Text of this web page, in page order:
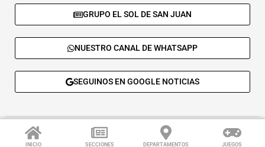
INICIO SECCIONES DEPARTAMENTOS JUEGOS
GRUPO EL SOL DE SAN JUAN
NUESTRO CANAL DE WHATSAPP
SEGUINOS EN GOOGLE NOTICIAS
© 2026 - El Sol de San Juan. Todos los derechos reservados. |
Desarrolla:
Daskalos Solutions